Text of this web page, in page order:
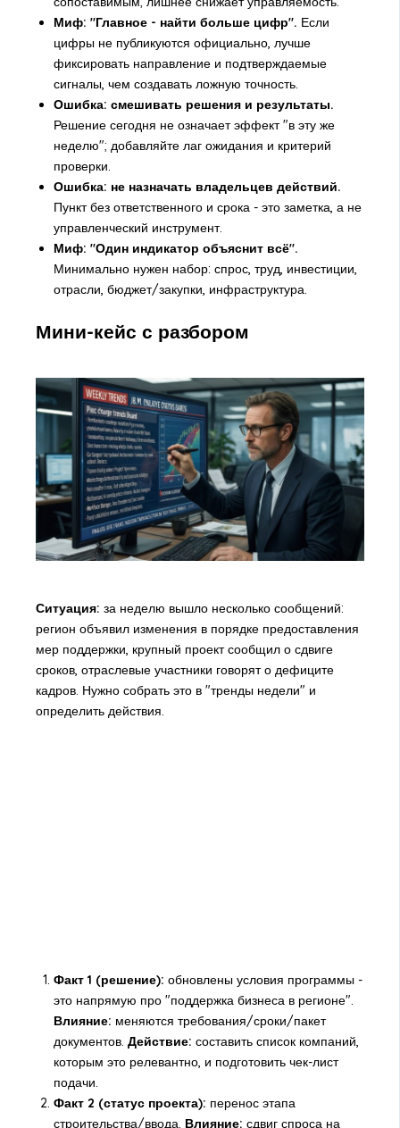
Миф: "Главное - найти больше цифр". Если
цифры не публикуются официально, лучше
фиксировать направление и подтверждаемые
сигналы, чем создавать ложную точность.
Ошибка: смешивать решения и результаты.
Решение сегодня не означает эффект "в эту же
неделю"; добавляйте лаг ожидания и критерий
проверки.
Ошибка: не назначать владельцев действий.
Пункт без ответственного и срока - это заметка, а не
управленческий инструмент.
Миф: "Один индикатор объяснит всё".
Минимально нужен набор: спрос, труд, инвестиции,
отрасли, бюджет/закупки, инфраструктура.
Мини-кейс с разбором
Ситуация: за неделю вышло несколько сообщений:
регион объявил изменения в порядке предоставления
мер поддержки, крупный проект сообщил о сдвиге
сроков, отраслевые участники говорят о дефиците
кадров. Нужно собрать это в "тренды недели" и
определить действия.
Факт 1 (решение): обновлены условия программы -
это напрямую про "поддержка бизнеса в регионе".
Влияние: меняются требования/сроки/пакет
документов. Действие: составить список компаний,
которым это релевантно, и подготовить чек-лист
подачи.
Факт 2 (статус проекта): перенос этапа
строительства/ввода. Влияние: сдвиг спроса на